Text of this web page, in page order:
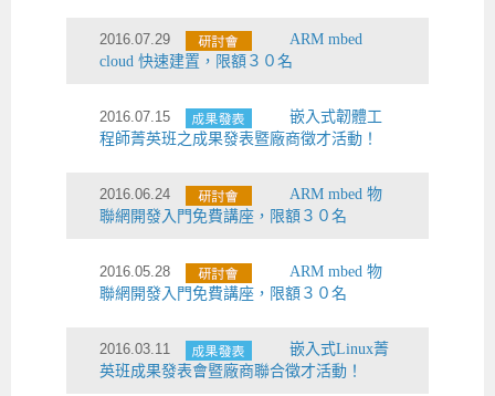
2016.07.29
ARM mbed
cloud 快速建置，限額３０名
2016.07.15
嵌入式韌體工
程師菁英班之成果發表暨廠商徵才活動！
2016.06.24
ARM mbed 物
聯網開發入門免費講座，限額３０名
2016.05.28
ARM mbed 物
聯網開發入門免費講座，限額３０名
2016.03.11
嵌入式Linux菁
英班成果發表會暨廠商聯合徵才活動！